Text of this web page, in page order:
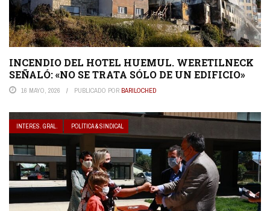
INCENDIO DEL HOTEL HUEMUL. WERETILNECK
SEÑALÓ: «NO SE TRATA SÓLO DE UN EDIFICIO»
16 MAYO, 2026 PUBLICADO POR BARILOCHED
INTERES. GRAL. POLÍTICA & SINDICAL